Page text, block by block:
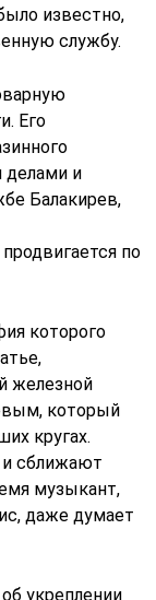
известно,
службу.
Его
делами и
Балакирев,
по
которого
железной
который
кругах.
и сближают
музыкант,
даже думает
укреплении